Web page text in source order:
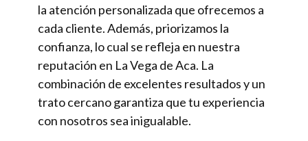
la atención personalizada que ofrecemos a
cada cliente. Además, priorizamos la
confianza, lo cual se refleja en nuestra
reputación en La Vega de Aca. La
combinación de excelentes resultados y un
trato cercano garantiza que tu experiencia
con nosotros sea inigualable.